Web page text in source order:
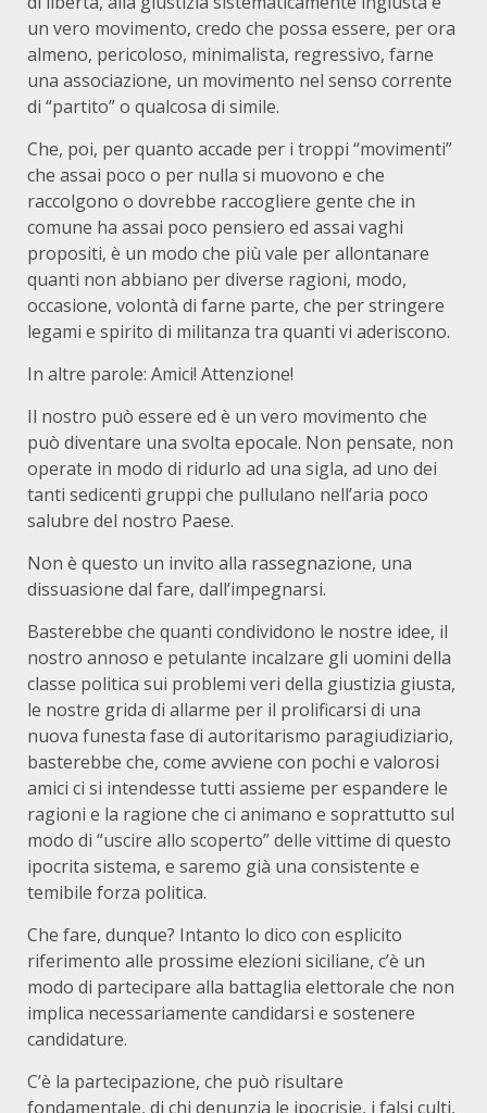
un vero movimento, credo che possa essere, per ora
almeno, pericoloso, minimalista, regressivo, farne
una associazione, un movimento nel senso corrente
di “partito” o qualcosa di simile.
Che, poi, per quanto accade per i troppi “movimenti”
che assai poco o per nulla si muovono e che
raccolgono o dovrebbe raccogliere gente che in
comune ha assai poco pensiero ed assai vaghi
propositi, è un modo che più vale per allontanare
quanti non abbiano per diverse ragioni, modo,
occasione, volontà di farne parte, che per stringere
legami e spirito di militanza tra quanti vi aderiscono.
In altre parole: Amici! Attenzione!
Il nostro può essere ed è un vero movimento che
può diventare una svolta epocale. Non pensate, non
operate in modo di ridurlo ad una sigla, ad uno dei
tanti sedicenti gruppi che pullulano nell’aria poco
salubre del nostro Paese.
Non è questo un invito alla rassegnazione, una
dissuasione dal fare, dall’impegnarsi.
Basterebbe che quanti condividono le nostre idee, il
nostro annoso e petulante incalzare gli uomini della
classe politica sui problemi veri della giustizia giusta,
le nostre grida di allarme per il prolificarsi di una
nuova funesta fase di autoritarismo paragiudiziario,
basterebbe che, come avviene con pochi e valorosi
amici ci si intendesse tutti assieme per espandere le
ragioni e la ragione che ci animano e soprattutto sul
modo di “uscire allo scoperto” delle vittime di questo
ipocrita sistema, e saremo già una consistente e
temibile forza politica.
Che fare, dunque? Intanto lo dico con esplicito
riferimento alle prossime elezioni siciliane, c’è un
modo di partecipare alla battaglia elettorale che non
implica necessariamente candidarsi e sostenere
candidature.
C’è la partecipazione, che può risultare
fondamentale, di chi denunzia le ipocrisie, i falsi culti,